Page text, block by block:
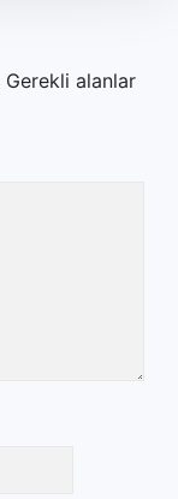
Gerekli alanlar